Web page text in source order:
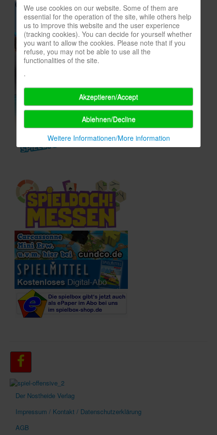
In eigener Sache-On our own behalf
Archivierte Meldungen-News archive
Der Nostheide Verlag
Impressum / Kontakt / Datenschutzerklärung
AGB
We use cookies on our website. Some of them are
essential for the operation of the site, while others help
us to improve this website and the user experience
(tracking cookies). You can decide for yourself whether
you want to allow the cookies. Please note that if you
refuse, you may not be able to use all the
functionalities of the site.
.
Akzeptieren/Accept
Ablehnen/Decline
Weitere Informationen/More information